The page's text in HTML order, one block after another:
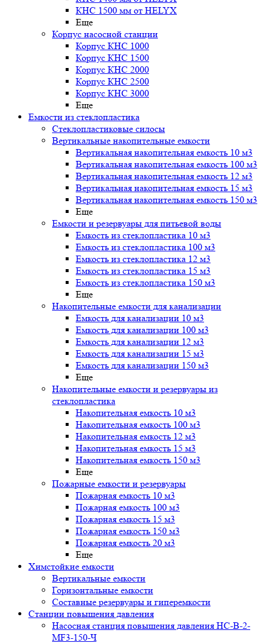
КНС 1500 мм от HELYX
Еще
Корпус насосной станции
Корпус КНС 1000
Корпус КНС 1500
Корпус КНС 2000
Корпус КНС 2500
Корпус КНС 3000
Еще
Емкости из стеклопластика
Стеклопластиковые силосы
Вертикальные накопительные емкости
Вертикальная накопительная емкость 10 м3
Вертикальная накопительная емкость 100 м3
Вертикальная накопительная емкость 12 м3
Вертикальная накопительная емкость 15 м3
Вертикальная накопительная емкость 150 м3
Еще
Емкости и резервуары для питьевой воды
Емкость из стеклопластика 10 м3
Емкость из стеклопластика 100 м3
Емкость из стеклопластика 12 м3
Емкость из стеклопластика 15 м3
Емкость из стеклопластика 150 м3
Еще
Накопительные емкости для канализации
Емкость для канализации 10 м3
Емкость для канализации 100 м3
Емкость для канализации 12 м3
Емкость для канализации 15 м3
Емкость для канализации 150 м3
Еще
Накопительные емкости и резервуары из
стеклопластика
Накопительная емкость 10 м3
Накопительная емкость 100 м3
Накопительная емкость 12 м3
Накопительная емкость 15 м3
Накопительная емкость 150 м3
Еще
Пожарные емкости и резервуары
Пожарная емкость 10 м3
Пожарная емкость 100 м3
Пожарная емкость 15 м3
Пожарная емкость 150 м3
Пожарная емкость 20 м3
Еще
Химстойкие емкости
Вертикальные емкости
Горизонтальные емкости
Составные резервуары и гиперемкости
Станции повышения давления
Насосная станция повышения давления НС-В-2-
MF3-150-Ч